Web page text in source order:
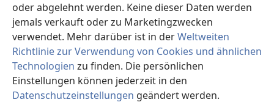
oder abgelehnt werden. Keine dieser Daten werden
jemals verkauft oder zu Marketingzwecken
verwendet. Mehr darüber ist in derWeltweiten
Richtlinie zur Verwendung von Cookies und ähnlichen
Technologien zu finden. Die persönlichen
Einstellungen können jederzeit in den
Datenschutzeinstellungen geändert werden.
Watchtower Library ®
Copyright© 2026 Watch Tower Bible and Tract Society of Pennsylvania.
NUTZUNGSBEDINGUNGEN| DATENSCHUTZERKLÄRUNG
DATENSCHUTZEINSTELLUNGEN